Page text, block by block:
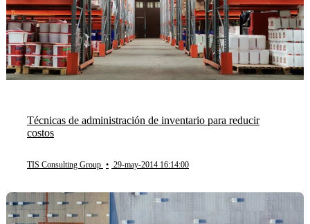
Técnicas de administración de inventario para reducir
costos
TIS Consulting Group • 29-may-2014 16:14:00